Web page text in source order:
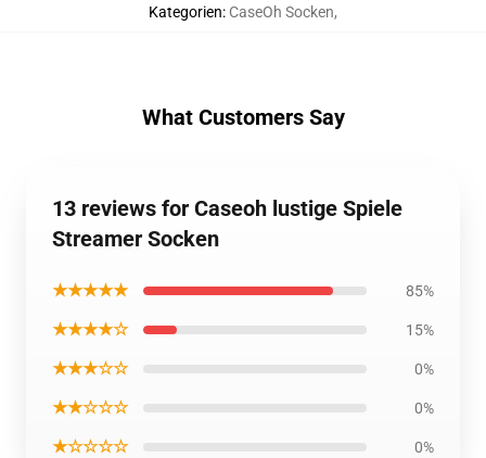
Kategorien: CaseOh Socken,
What Customers Say
13 reviews for Caseoh lustige Spiele
Streamer Socken
★★★★★ 85%
★★★★☆ 15%
★★★☆☆ 0%
★★☆☆☆ 0%
★☆☆☆☆ 0%